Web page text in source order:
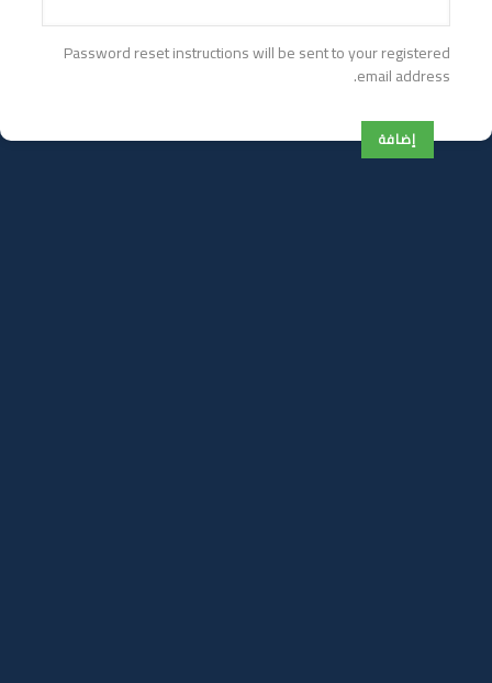
Password reset instructions will be sent to your registered
email address.